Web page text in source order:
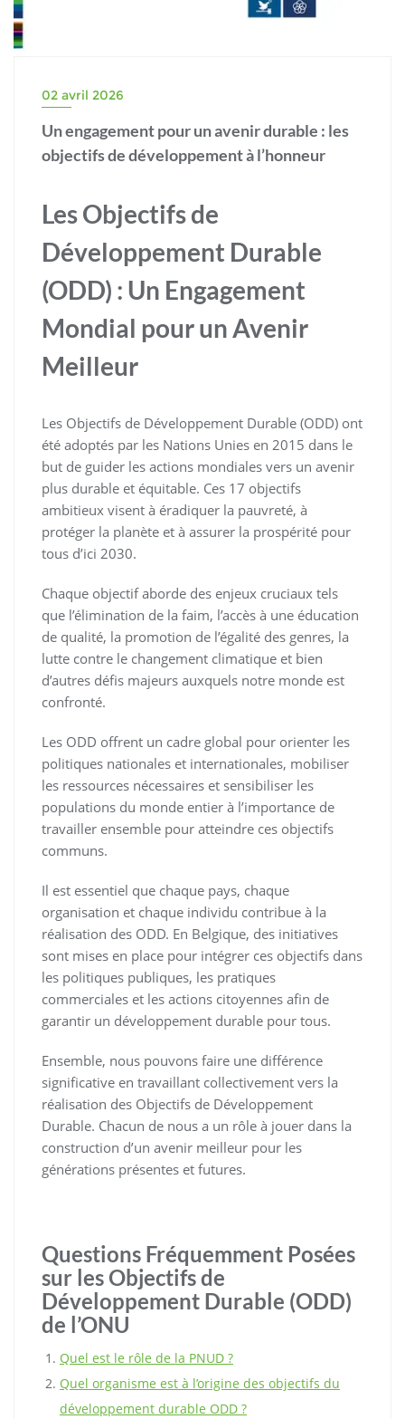
02 avril 2026
Un engagement pour un avenir durable : les
objectifs de développement à l’honneur
Les Objectifs de
Développement Durable
(ODD) : Un Engagement
Mondial pour un Avenir
Meilleur
Les Objectifs de Développement Durable (ODD) ont
été adoptés par les Nations Unies en 2015 dans le
but de guider les actions mondiales vers un avenir
plus durable et équitable. Ces 17 objectifs
ambitieux visent à éradiquer la pauvreté, à
protéger la planète et à assurer la prospérité pour
tous d’ici 2030.
Chaque objectif aborde des enjeux cruciaux tels
que l’élimination de la faim, l’accès à une éducation
de qualité, la promotion de l’égalité des genres, la
lutte contre le changement climatique et bien
d’autres défis majeurs auxquels notre monde est
confronté.
Les ODD offrent un cadre global pour orienter les
politiques nationales et internationales, mobiliser
les ressources nécessaires et sensibiliser les
populations du monde entier à l’importance de
travailler ensemble pour atteindre ces objectifs
communs.
Il est essentiel que chaque pays, chaque
organisation et chaque individu contribue à la
réalisation des ODD. En Belgique, des initiatives
sont mises en place pour intégrer ces objectifs dans
les politiques publiques, les pratiques
commerciales et les actions citoyennes afin de
garantir un développement durable pour tous.
Ensemble, nous pouvons faire une différence
significative en travaillant collectivement vers la
réalisation des Objectifs de Développement
Durable. Chacun de nous a un rôle à jouer dans la
construction d’un avenir meilleur pour les
générations présentes et futures.
Questions Fréquemment Posées
sur les Objectifs de
Développement Durable (ODD)
de l’ONU
Quel est le rôle de la PNUD ?
Quel organisme est à l’origine des objectifs du
développement durable ODD ?